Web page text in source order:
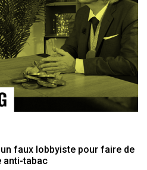
faux lobbyiste pour faire de
anti-tabac